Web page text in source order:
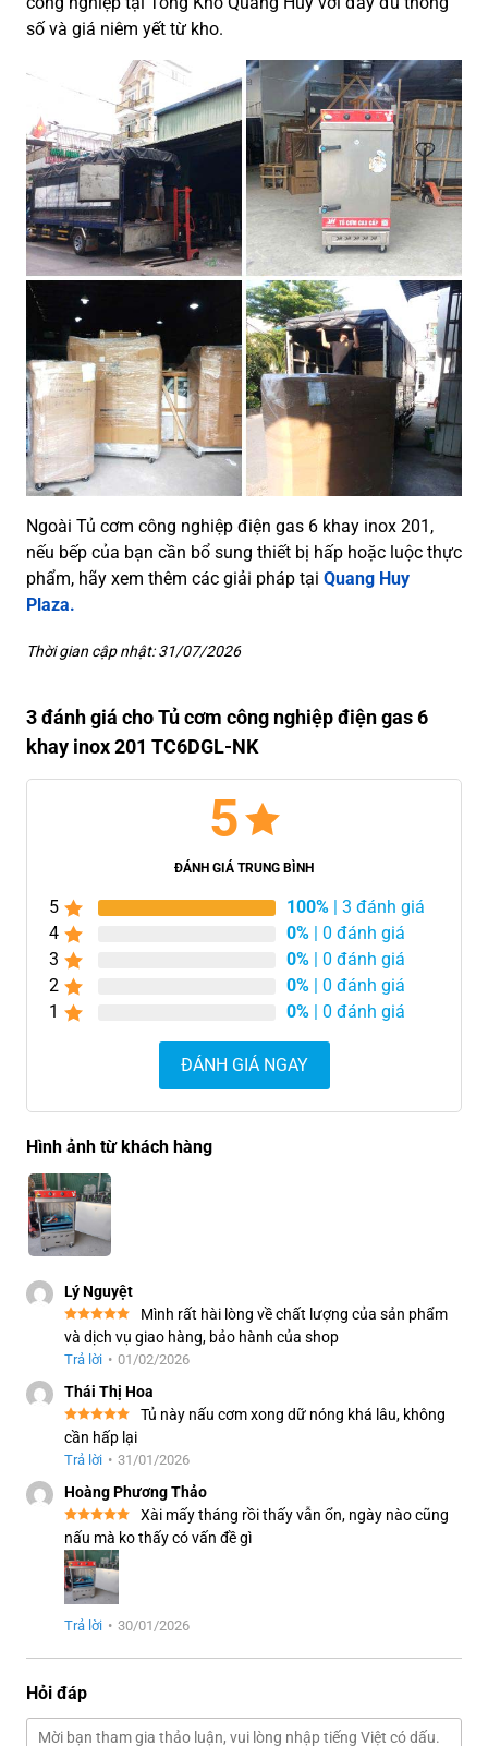
số và giá niêm yết từ kho.
Ngoài Tủ cơm công nghiệp điện gas 6 khay inox 201,
nếu bếp của bạn cần bổ sung thiết bị hấp hoặc luộc thực
phẩm, hãy xem thêm các giải pháp tại Quang Huy
Plaza.
Thời gian cập nhật: 31/07/2026
3 đánh giá cho Tủ cơm công nghiệp điện gas 6
khay inox 201 TC6DGL-NK
5
ĐÁNH GIÁ TRUNG BÌNH
5 100% | 3 đánh giá
4
0% | 0 đánh giá
3
0% | 0 đánh giá
2
0% | 0 đánh giá
1
0% | 0 đánh giá
ĐÁNH GIÁ NGAY
Hình ảnh từ khách hàng
Lý Nguyệt
Mình rất hài lòng về chất lượng của sản phẩm
và dịch vụ giao hàng, bảo hành của shop
Trả lời • 01/02/2026
Thái Thị Hoa
Tủ này nấu cơm xong dữ nóng khá lâu, không
cần hấp lại
Trả lời • 31/01/2026
Hoàng Phương Thảo
Xài mấy tháng rồi thấy vẫn ổn, ngày nào cũng
nấu mà ko thấy có vấn đề gì
Trả lời • 30/01/2026
Hỏi đáp